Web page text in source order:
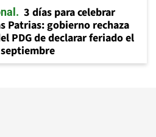
3 días para celebrar
Patrias: gobierno rechaza
PDG de declarar feriado el